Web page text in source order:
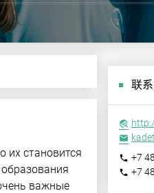
их становится
важные
联
travel_explore
email
phone +7
phone +7